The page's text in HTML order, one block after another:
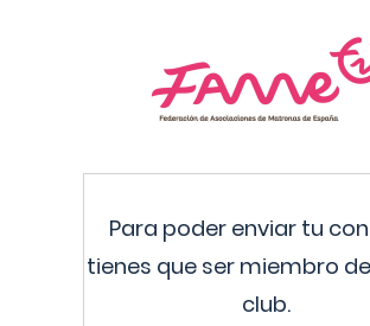
Para poder enviar tu
tienes que ser miembro de
club.